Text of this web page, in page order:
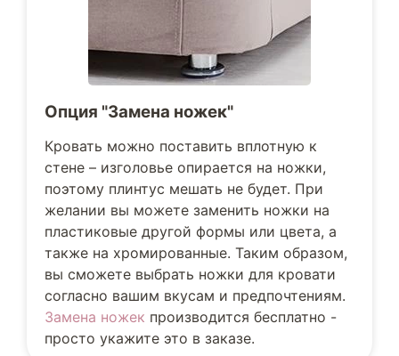
Опция "Замена ножек"
Кровать можно поставить вплотную к
стене – изголовье опирается на ножки,
поэтому плинтус мешать не будет. При
желании вы можете заменить ножки на
пластиковые другой формы или цвета, а
также на хромированные. Таким образом,
вы сможете выбрать ножки для кровати
согласно вашим вкусам и предпочтениям.
Замена ножек производится бесплатно -
просто укажите это в заказе.